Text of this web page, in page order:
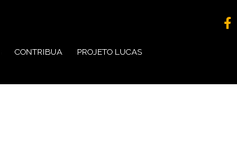
CONTRIBUA PROJETO LUCAS